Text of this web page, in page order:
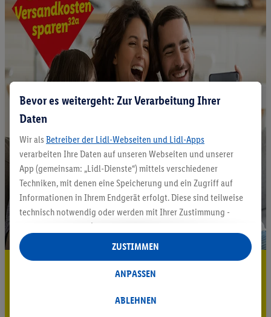
5.95 € Versand sparen³²ᵃ
Bevor es weitergeht: Zur Verarbeitung Ihrer
Daten
Wir als Betreiber der Lidl-Webseiten und Lidl-Apps
verarbeiten Ihre Daten auf unseren Webseiten und unserer
App (gemeinsam: „Lidl-Dienste“) mittels verschiedener
Techniken, mit denen eine Speicherung und ein Zugriff auf
Informationen in Ihrem Endgerät erfolgt. Diese sind teilweise
technisch notwendig oder werden mit Ihrer Zustimmung -
auch durch Partner (u.a.
Verantwortliche; im Zusammenhang mit dem IAB TCF
insgesamt
Statistik-Erstellung oder für personalisierte Werbung
Datenverarbeitungen für personalisierte Werbung werden
ABLEHNEN
ANPASSEN
ZUSTIMMEN